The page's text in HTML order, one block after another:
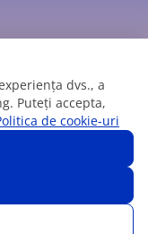
dvs., a
Puteți accepta,
de cookie-uri